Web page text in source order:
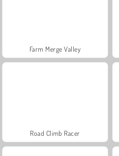
Farm Merge Valley
Road Climb Racer